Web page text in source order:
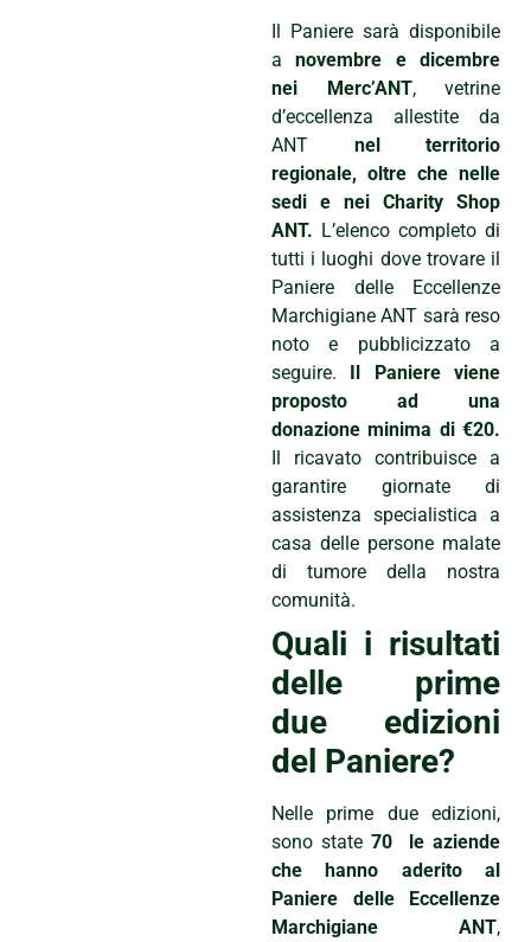
Il Panieresarà disponibile
anovembre e dicembre
nei Merc’ANT, vetrine
d’eccellenza allestite da
ANT nel territorio
regionale, oltre che nelle
sedi e nei Charity Shop
ANT. L’elenco completo di
tutti i luoghi dove trovare il
Paniere delle Eccellenze
Marchigiane ANT sarà reso
noto e pubblicizzato a
seguire. Il Paniere viene
proposto ad una
donazione minima di €20.
Il ricavato contribuisce a
garantire giornate di
assistenza specialistica a
casa delle persone malate
di tumore della nostra
comunità.
Quali i risultati
delle prime
due edizioni
del Paniere?
Nelle prime due edizioni,
sono state70
le aziende
che hanno aderito al
Paniere delle Eccellenze
Marchigiane ANT,